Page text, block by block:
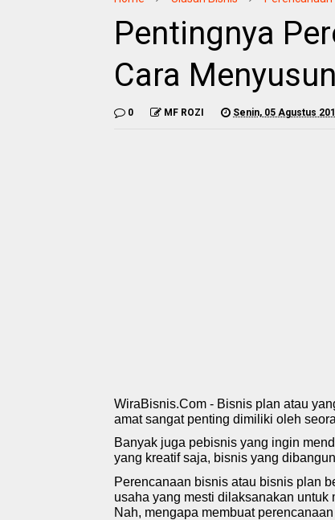
Pentingnya
Cara
0 MF ROZI Senin, 05 Agustus
WiraBisnis.Com - Bisnis plan atau
amat sangat penting dimiliki oleh
Banyak juga pebisnis yang ingin
yang kreatif saja, bisnis yang
Perencanaan bisnis atau bisnis plan
usaha yang mesti dilaksanakan
Nah, mengapa membuat